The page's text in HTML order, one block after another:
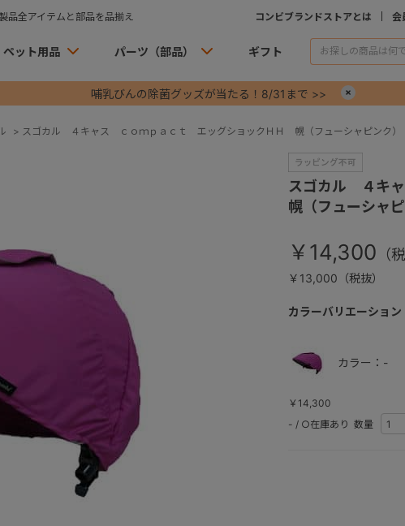
品全アイテムと部品を品揃え コンビブランドストアとは 会
ペット用品 パーツ（部品） ギフト
哺乳びんの除菌グッズが当たる！8/31まで >>
> スゴカル ４キャス ｃｏｍｐａｃｔ エッグショックＨＨ 幌（フューシャピンク）
スゴカル ４キ
幌（フューシャピ
￥14,300
￥13,000（税抜）
カラーバリエーション
カラー：-
￥14,300
- / ○在庫あり 数量